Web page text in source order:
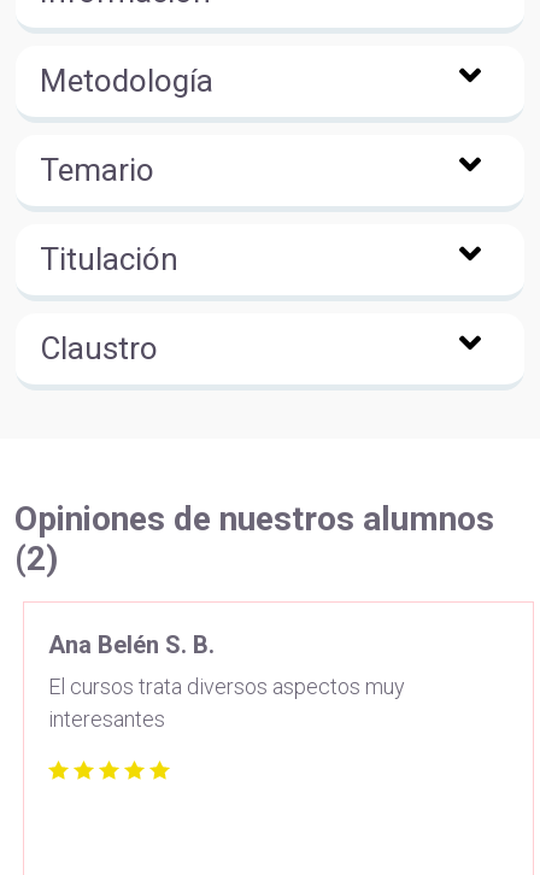
Metodología
Temario
Titulación
Claustro
Opiniones de nuestros alumnos
(2)
Ana Belén S. B.
El cursos trata diversos aspectos muy
interesantes